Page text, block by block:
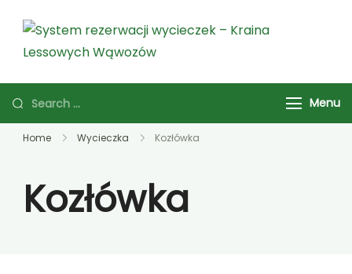
wycieczek – KrainaMenu
Home Wycieczka Kozłówka
Kozłówka